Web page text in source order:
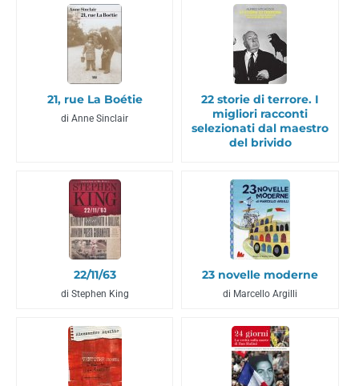
21, rue La Boétie
di Anne Sinclair
22 storie di terrore. I
migliori racconti
selezionati dal maestro
del brivido
22/11/63
di Stephen King
23 novelle moderne
di Marcello Argilli